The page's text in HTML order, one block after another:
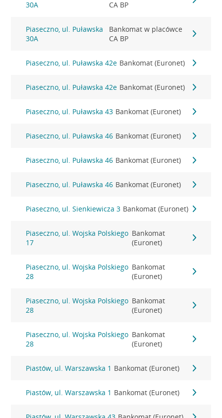
30A
CA BP
Piaseczno, ul. Puławska
30A
Bankomat w placówce
CA BP
Piaseczno, ul. Puławska 42e Bankomat (Euronet)
Piaseczno, ul. Puławska 42e Bankomat (Euronet)
Piaseczno, ul. Puławska 43 Bankomat (Euronet)
Piaseczno, ul. Puławska 46 Bankomat (Euronet)
Piaseczno, ul. Puławska 46 Bankomat (Euronet)
Piaseczno, ul. Puławska 46 Bankomat (Euronet)
Piaseczno, ul. Sienkiewicza 3 Bankomat (Euronet)
Piaseczno, ul. Wojska Polskiego
17
Bankomat
(Euronet)
Piaseczno, ul. Wojska Polskiego
28
Bankomat
(Euronet)
Piaseczno, ul. Wojska Polskiego
28
Bankomat
(Euronet)
Piaseczno, ul. Wojska Polskiego
28
Bankomat
(Euronet)
Piastów, ul. Warszawska 1 Bankomat (Euronet)
Piastów, ul. Warszawska 1 Bankomat (Euronet)